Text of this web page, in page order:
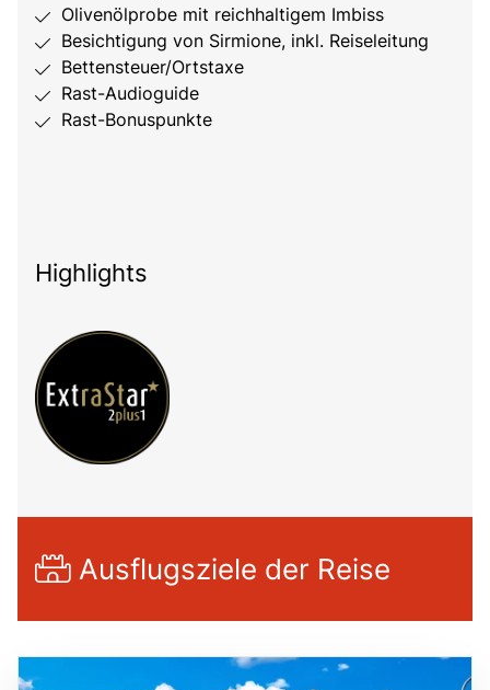
Olivenölprobe mit reichhaltigem Imbiss
Besichtigung von Sirmione, inkl. Reiseleitung
Bettensteuer/Ortstaxe
Rast-Audioguide
Rast-Bonuspunkte
Highlights
Ausflugsziele der Reise